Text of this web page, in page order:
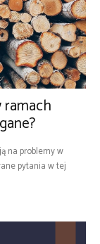
ramach
na problemy w
pytania w tej